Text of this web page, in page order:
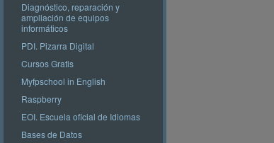
Diagnóstico, reparación y
ampliación de equipos
informáticos
PDI. Pizarra Digital
Cursos Gratis
Myfpschool in English
Raspberry
EOI. Escuela oficial de Idiomas
Bases de Datos